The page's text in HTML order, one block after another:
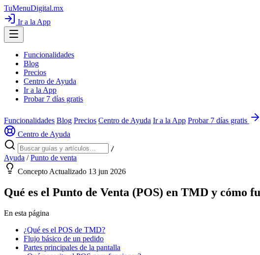
TuMenuDigital.mx
Ir a la App
Funcionalidades
Blog
Precios
Centro de Ayuda
Ir a la App
Probar 7 días gratis
Funcionalidades Blog Precios Centro de Ayuda Ir a la App Probar 7 días gratis
Centro de Ayuda
/
Ayuda / Punto de venta
Concepto Actualizado 13 jun 2026
Qué es el Punto de Venta (POS) en TMD y cómo
En esta página
¿Qué es el POS de TMD?
Flujo básico de un pedido
Partes principales de la pantalla